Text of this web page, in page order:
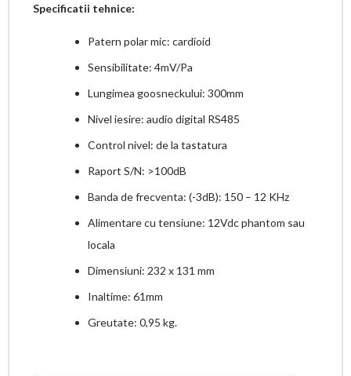
Specificatii tehnice:
Patern polar mic: cardioid
Sensibilitate: 4mV/Pa
Lungimea goosneckului: 300mm
Nivel iesire: audio digital RS485
Control nivel: de la tastatura
Raport S/N: >100dB
Banda de frecventa: (-3dB): 150 – 12 KHz
Alimentare cu tensiune: 12Vdc phantom sau
locala
Dimensiuni: 232 x 131 mm
Inaltime: 61mm
Greutate: 0,95 kg.